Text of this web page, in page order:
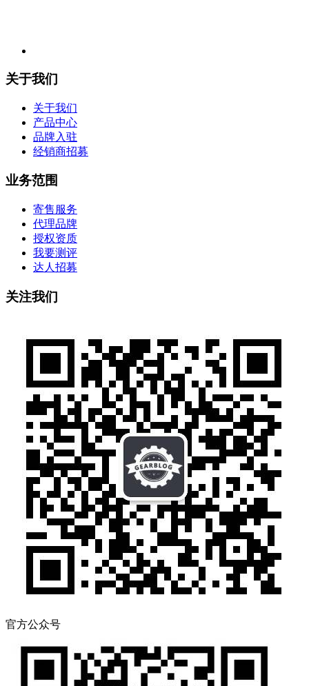
关于我们
关于我们
产品中心
品牌入驻
经销商招募
业务范围
寄售服务
代理品牌
授权资质
我要测评
达人招募
关注我们
官方公众号